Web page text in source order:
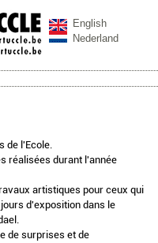
English
Nederland
de l'Ecole.
réalisées durant l'année
artistiques pour ceux qui
d'exposition dans le
de surprises et de